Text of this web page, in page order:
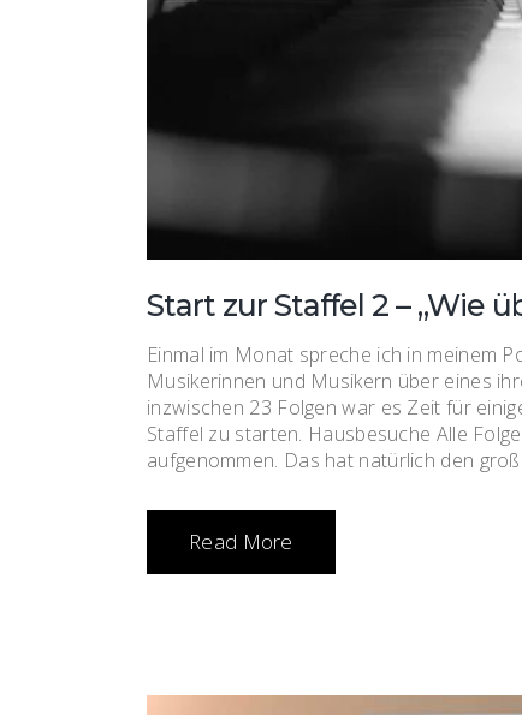
Start zur Staffel 2 – „Wie
Einmal im Monat spreche ich in meinem
Musikerinnen und Musikern über eines
inzwischen 23 Folgen war es Zeit für
Staffel zu starten. Hausbesuche Alle
aufgenommen. Das hat natürlich den
Read More